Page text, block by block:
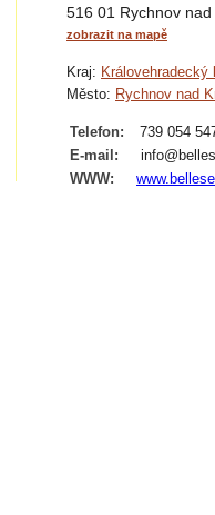
516 01 Rychnov
zobrazit na mapě
Kraj: Královehradecký
Město: Rychnov nad
Telefon:
739 054
E-mail:
WWW: